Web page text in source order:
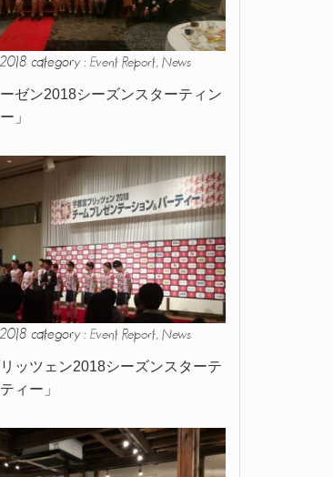
category : Event Report News
ーゼン2018シーズンスターティン
」
category : Event Report, News
リッツェン2018シーズンスターテ
ィー」